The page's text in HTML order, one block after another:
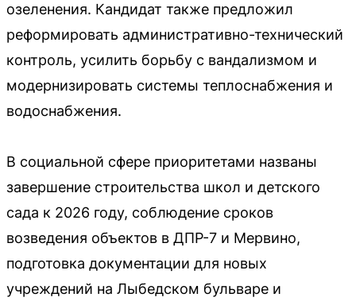
озеленения. Кандидат также предложил
реформировать административно-технический
контроль, усилить борьбу с вандализмом и
модернизировать системы теплоснабжения и
водоснабжения.
В социальной сфере приоритетами названы
завершение строительства школ и детского
сада к 2026 году, соблюдение сроков
возведения объектов в ДПР-7 и Мервино,
подготовка документации для новых
учреждений на Лыбедском бульваре и